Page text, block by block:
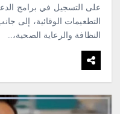
على التسجيل في برامج
التطعيمات الوقائية، إلى
النظافة والرعاية الصحية،…